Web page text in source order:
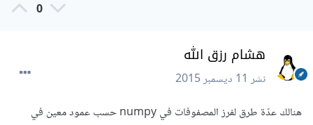
0
هشام رزق الله
نشر11 ديسمبر 2015
هنالك عدّة طرق لفرز المصفوفات في numpy حسب عمود معين في